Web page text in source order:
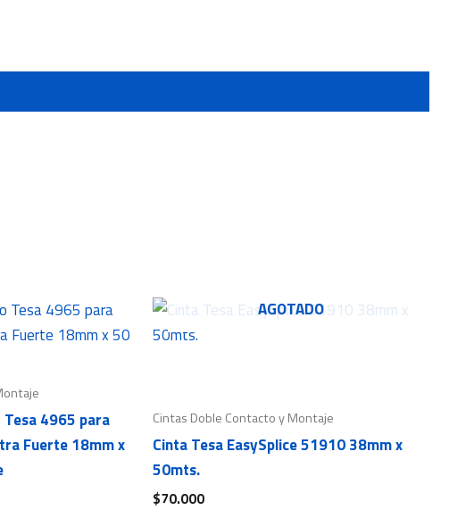
4965 para
Fuerte 18mm x
AGOTADO
Cintas Doble Contacto y Montaje
Cinta Tesa EasySplice 51910 38mm x
50mts.
$70.000